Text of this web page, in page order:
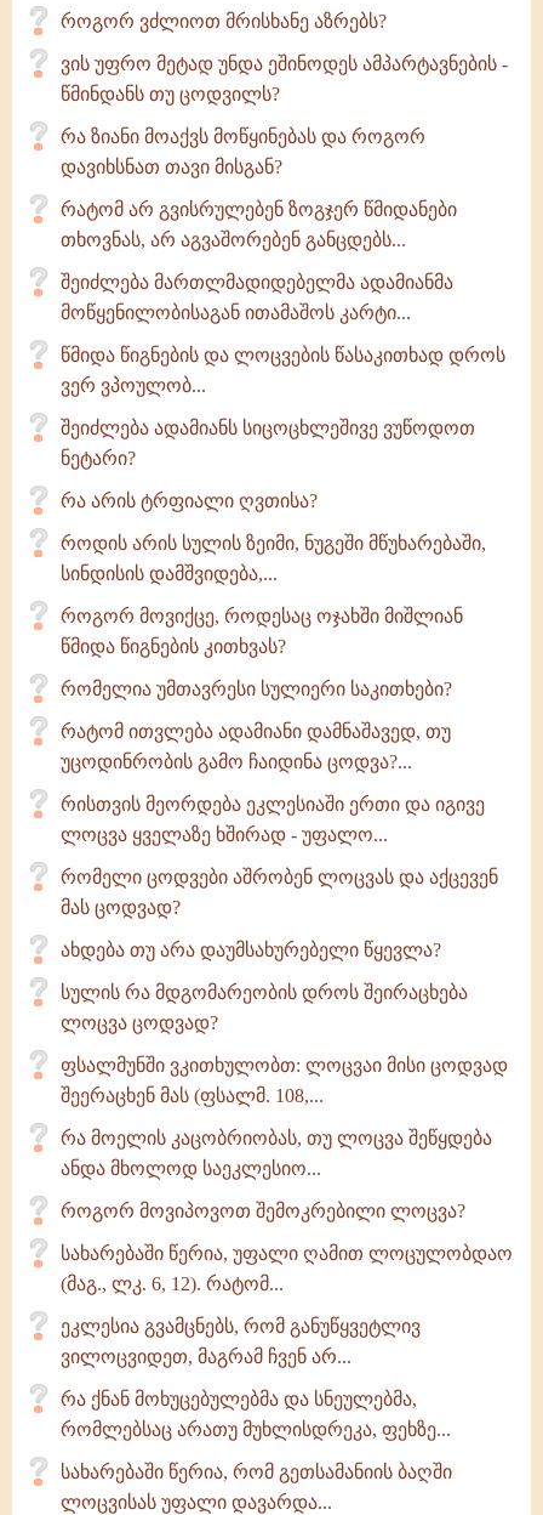
როგორ ვძლიოთ მრისხანე აზრებს?
ვის უფრო მეტად უნდა ეშინოდეს ამპარტავნების -
წმინდანს თუ ცოდვილს?
რა ზიანი მოაქვს მოწყინებას და როგორ
დავიხსნათ თავი მისგან?
რატომ არ გვისრულებენ ზოგჯერ წმიდანები
თხოვნას, არ აგვაშორებენ განცდებს...
შეიძლება მართლმადიდებელმა ადამიანმა
მოწყენილობისაგან ითამაშოს კარტი...
წმიდა წიგნების და ლოცვების წასაკითხად დროს
ვერ ვპოულობ...
შეიძლება ადამიანს სიცოცხლეშივე ვუწოდოთ
ნეტარი?
რა არის ტრფიალი ღვთისა?
როდის არის სულის ზეიმი, ნუგეში მწუხარებაში,
სინდისის დამშვიდება,...
როგორ მოვიქცე, როდესაც ოჯახში მიშლიან
წმიდა წიგნების კითხვას?
რომელია უმთავრესი სულიერი საკითხები?
რატომ ითვლება ადამიანი დამნაშავედ, თუ
უცოდინრობის გამო ჩაიდინა ცოდვა?...
რისთვის მეორდება ეკლესიაში ერთი და იგივე
ლოცვა ყველაზე ხშირად - უფალო...
რომელი ცოდვები აშრობენ ლოცვას და აქცევენ
მას ცოდვად?
ახდება თუ არა დაუმსახურებელი წყევლა?
სულის რა მდგომარეობის დროს შეირაცხება
ლოცვა ცოდვად?
ფსალმუნში ვკითხულობთ: ლოცვაი მისი ცოდვად
შეერაცხენ მას (ფსალმ. 108,...
რა მოელის კაცობრიობას, თუ ლოცვა შეწყდება
ანდა მხოლოდ საეკლესიო...
როგორ მოვიპოვოთ შემოკრებილი ლოცვა?
სახარებაში წერია, უფალი ღამით ლოცულობდაო
(მაგ., ლკ. 6, 12). რატომ...
ეკლესია გვამცნებს, რომ განუწყვეტლივ
ვილოცვიდეთ, მაგრამ ჩვენ არ...
რა ქნან მოხუცებულებმა და სნეულებმა,
რომლებსაც არათუ მუხლისდრეკა, ფეხზე...
სახარებაში წერია, რომ გეთსამანიის ბაღში
ლოცვისას უფალი დავარდა...